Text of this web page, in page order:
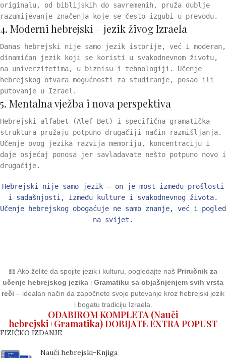
originalu, od biblijskih do savremenih, pruža dublje
razumijevanje značenja koje se često izgubi u prevodu.
4. Moderni hebrejski – jezik živog Izraela
Danas hebrejski nije samo jezik istorije, već i moderan,
dinamičan jezik koji se koristi u svakodnevnom životu,
na univerzitetima, u biznisu i tehnologiji. Učenje
hebrejskog otvara mogućnosti za studiranje, posao ili
putovanje u Izrael.
5. Mentalna vježba i nova perspektiva
Hebrejski alfabet (Alef-Bet) i specifična gramatička
struktura pružaju potpuno drugačiji način razmišljanja.
Učenje ovog jezika razvija memoriju, koncentraciju i
daje osjećaj ponosa jer savladavate nešto potpuno novo i
drugačije.
Hebrejski nije samo jezik – on je most između prošlosti
i sadašnjosti, između kulture i svakodnevnog života.
Učenje hebrejskog obogaćuje ne samo znanje, već i pogled
na svijet.
📖 Ako želite da spojite jezik i kulturu, pogledajte naš Priručnik za
učenje hebrejskog jezika i Gramatiku sa objašnjenjem svih vrsta
reči – idealan način da započnete svoje putovanje kroz hebrejski jezik
i bogatu tradiciju Izraela.
ODABIROM KOMPLETA (Nauči
hebrejski+Gramatika) DOBIJATE EXTRA POPUST
FIZIČKO IZDANJE
Nauči hebrejski-Knjiga